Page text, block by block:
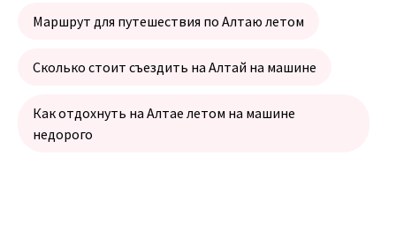
Маршрут для путешествия по Алтаю летом
Сколько стоит съездить на Алтай на машине
Как отдохнуть на Алтае летом на машине
недорого